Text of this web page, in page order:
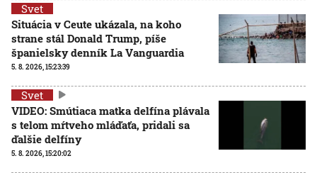
Svet
Situácia v Ceute ukázala, na koho
strane stál Donald Trump, píše
španielsky denník La Vanguardia
5. 8. 2026, 15:23:39
Svet
VIDEO: Smútiaca matka delfína plávala
s telom mŕtveho mláďaťa, pridali sa
ďalšie delfíny
5. 8. 2026, 15:20:02